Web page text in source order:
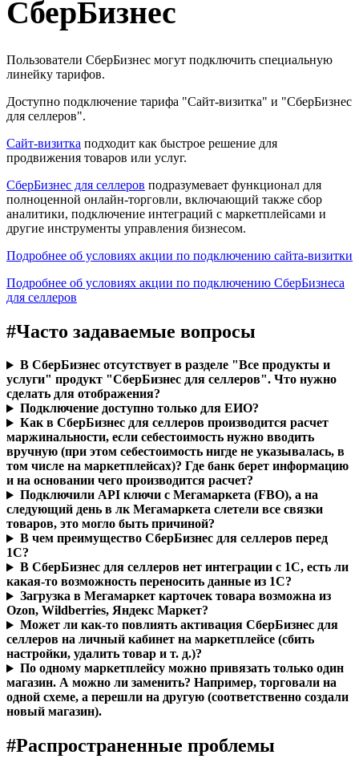
СберБизнес
Пользователи СберБизнес могут подключить специальную
линейку тарифов.
Доступно подключение тарифа "Сайт-визитка" и "СберБизнес
для селлеров".
Сайт-визитка подходит как быстрое решение для
продвижения товаров или услуг.
СберБизнес для селлеров подразумевает функционал для
полноценной онлайн-торговли, включающий также сбор
аналитики, подключение интеграций с маркетплейсами и
другие инструменты управления бизнесом.
Подробнее об условиях акции по подключению сайта-визитки
Подробнее об условиях акции по подключению СберБизнеса
для селлеров
#Часто задаваемые вопросы
В СберБизнес отсутствует в разделе "Все продукты и
услуги" продукт "СберБизнес для селлеров". Что нужно
сделать для отображения?
Подключение доступно только для ЕИО?
Как в СберБизнес для селлеров производится расчет
маржинальности, если себестоимость нужно вводить
вручную (при этом себестоимость нигде не указывалась, в
том числе на маркетплейсах)? Где банк берет информацию
и на основании чего производится расчет?
Подключили АРI ключи с Мегамаркета (FBO), а на
следующий день в лк Мегамаркета слетели все связки
товаров, это могло быть причиной?
В чем преимущество СберБизнес для селлеров перед
1С?
В СберБизнес для селлеров нет интеграции с 1С, есть ли
какая-то возможность переносить данные из 1С?
Загрузка в Мегамаркет карточек товара возможна из
Ozon, Wildberries, Яндекс Маркет?
Может ли как-то повлиять активация СберБизнес для
селлеров на личный кабинет на маркетплейсе (сбить
настройки, удалить товар и т. д.)?
По одному маркетплейсу можно привязать только один
магазин. А можно ли заменить? Например, торговали на
одной схеме, а перешли на другую (соответственно создали
новый магазин).
#Распространенные проблемы